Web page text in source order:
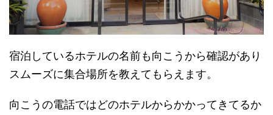
宿泊しているホテルの名前も向こうから確認があり
スムーズに集合場所を教えてもらえます。
向こうの電話ではどのホテルからかかってきてるか